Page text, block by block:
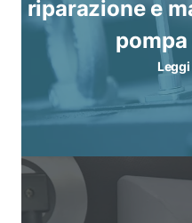
riparazione e